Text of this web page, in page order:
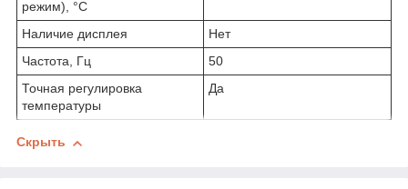
режим), °C
Наличие дисплея
Нет
Частота, Гц
50
Точная регулировка
температуры
Да
Скрыть